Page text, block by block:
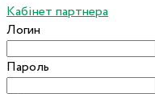
Кабінет партнера
Логин
Пароль